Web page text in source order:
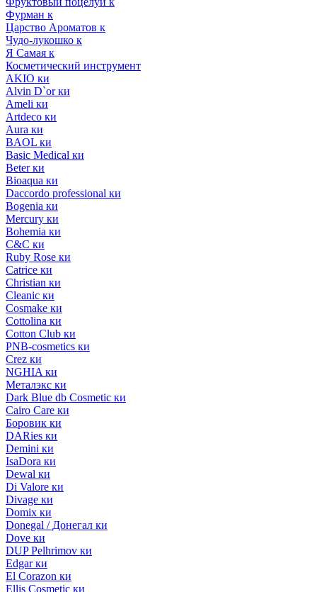
Фурман к
Царство Ароматов к
Чудо-лукошко к
Я Самая к
Косметический инструмент
AKIO ки
Alvin D`or ки
Ameli ки
Artdeco ки
Aura ки
BAOL ки
Basic Medical ки
Beter ки
Bioaqua ки
Daccordo professional ки
Bogenia ки
Mercury ки
Bohemia ки
C&C ки
Ruby Rose ки
Catrice ки
Christian ки
Cleanic ки
Cosmake ки
Cottolina ки
Cotton Club ки
PNB-cosmetics ки
Crez ки
NGHIA ки
Металэкс ки
Dark Blue db Cosmetic ки
Cairo Care ки
Боровик ки
DARies ки
Demini ки
IsaDora ки
Dewal ки
Di Valore ки
Divage ки
Domix ки
Donegal / Донегал ки
Dove ки
DUP Pelhrimov ки
Edgar ки
El Corazon ки
Ellis Cosmetic ки